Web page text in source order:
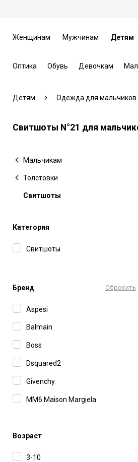
Женщинам Мужчинам Детям
Оптика Обувь Девочкам
Детям Одежда для мальчиков
Свитшоты N°21 для
Мальчикам
Толстовки
Свитшоты
Категория
Свитшоты
Бренд Сбросить
Aspesi
Balmain
Boss
Dsquared2
Givenchy
MM6 Maison Margiela
Возраст
3-10